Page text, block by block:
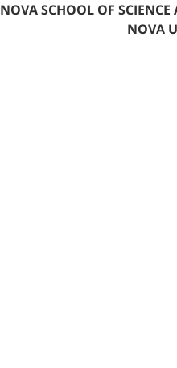
NOVA SCHOOL OF
NOVA